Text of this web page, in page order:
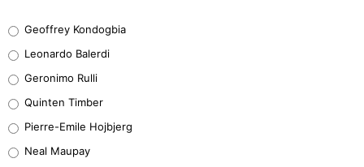
38%
32%
5%
Geoffrey Kondogbia
Leonardo Balerdi
Geronimo Rulli
Quinten Timber
Pierre-Emile Hojbjerg
Neal Maupay